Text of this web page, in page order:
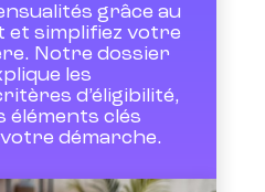
grâce au
et simplifiez votre
Notre dossier
les
d’éligibilité,
éléments clés
démarche.